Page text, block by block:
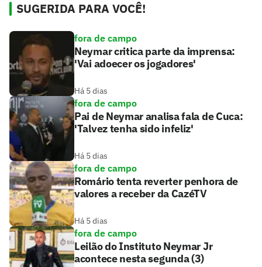
SUGERIDA PARA VOCÊ!
fora de campo
Neymar critica parte da imprensa:
'Vai adoecer os jogadores'
Há 5 dias
fora de campo
Pai de Neymar analisa fala de Cuca:
'Talvez tenha sido infeliz'
Há 5 dias
fora de campo
Romário tenta reverter penhora de
valores a receber da CazéTV
Há 5 dias
fora de campo
Leilão do Instituto Neymar Jr
acontece nesta segunda (3)